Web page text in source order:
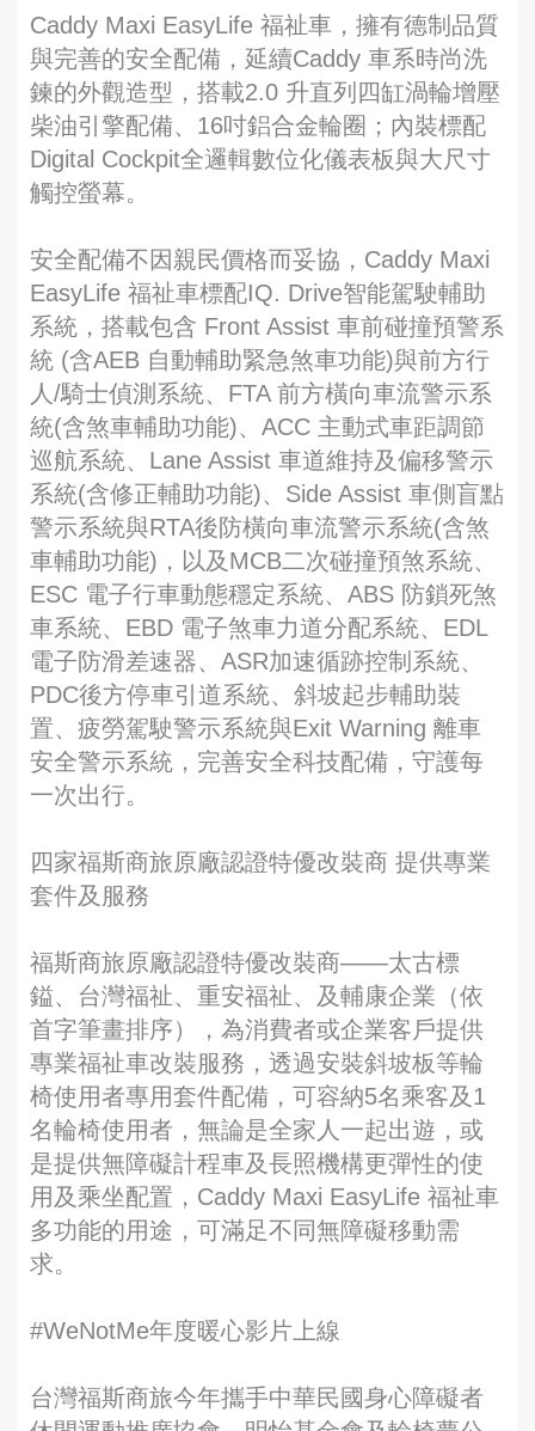
Caddy Maxi EasyLife 福祉車，擁有德制品質
與完善的安全配備，延續Caddy 車系時尚洗
鍊的外觀造型，搭載2.0 升直列四缸渦輪增壓
柴油引擎配備、16吋鋁合金輪圈；內裝標配
Digital Cockpit全邏輯數位化儀表板與大尺寸
觸控螢幕。
安全配備不因親民價格而妥協，Caddy Maxi
EasyLife 福祉車標配IQ. Drive智能駕駛輔助
系統，搭載包含 Front Assist 車前碰撞預警系
統 (含AEB 自動輔助緊急煞車功能)與前方行
人/騎士偵測系統、FTA 前方橫向車流警示系
統(含煞車輔助功能)、ACC 主動式車距調節
巡航系統、Lane Assist 車道維持及偏移警示
系統(含修正輔助功能)、Side Assist 車側盲點
警示系統與RTA後防橫向車流警示系統(含煞
車輔助功能)，以及MCB二次碰撞預煞系統、
ESC 電子行車動態穩定系統、ABS 防鎖死煞
車系統、EBD 電子煞車力道分配系統、EDL
電子防滑差速器、ASR加速循跡控制系統、
PDC後方停車引道系統、斜坡起步輔助裝
置、疲勞駕駛警示系統與Exit Warning 離車
安全警示系統，完善安全科技配備，守護每
一次出行。
四家福斯商旅原廠認證特優改裝商 提供專業
套件及服務
福斯商旅原廠認證特優改裝商——太古標
鎰、台灣福祉、重安福祉、及輔康企業（依
首字筆畫排序），為消費者或企業客戶提供
專業福祉車改裝服務，透過安裝斜坡板等輪
椅使用者專用套件配備，可容納5名乘客及1
名輪椅使用者，無論是全家人一起出遊，或
是提供無障礙計程車及長照機構更彈性的使
用及乘坐配置，Caddy Maxi EasyLife 福祉車
多功能的用途，可滿足不同無障礙移動需
求。
#WeNotMe年度暖心影片上線
台灣福斯商旅今年攜手中華民國身心障礙者